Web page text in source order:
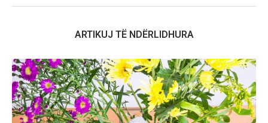
ARTIKUJ TË NDËRLIDHURA